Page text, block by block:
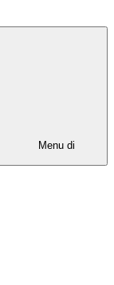
Menu di